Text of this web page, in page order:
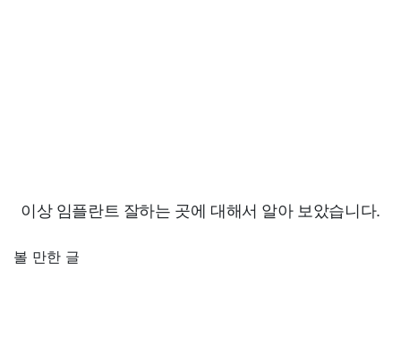
이상 임플란트 잘하는 곳에 대해서 알아 보았습니다.
볼 만한 글